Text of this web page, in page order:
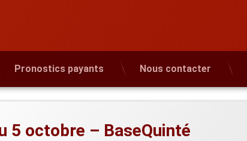
Pronostics payants Nous contacter
5 octobre – BaseQuinté